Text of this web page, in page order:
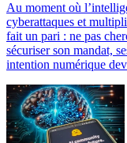
Au moment où
cyberattaques et
fait un pari : ne pas
sécuriser son mandat,
intention numérique